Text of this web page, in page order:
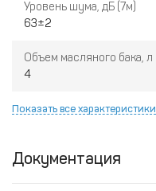
Уровень шума, дБ (7м)
63±2
Объем масляного бака, л
4
Показать все характеристики
Документация